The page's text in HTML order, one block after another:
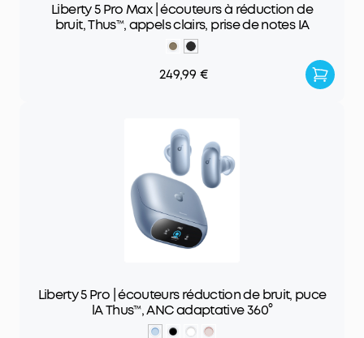
Liberty 5 Pro Max | écouteurs à réduction de
bruit, Thus™, appels clairs, prise de notes IA
249,99 €
Liberty 5 Pro | écouteurs réduction de bruit, puce
lA Thus™, ANC adaptative 360°